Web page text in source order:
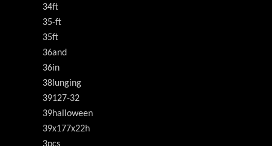
34ft
35-ft
35ft
36and
36in
38lunging
39127-32
39halloween
39x177x22h